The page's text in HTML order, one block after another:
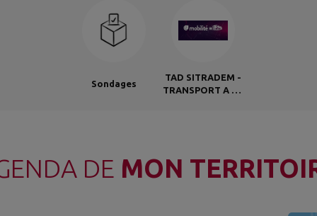
Sondages
TAD SITRADEM -
TRANSPORT A LA
DE MON